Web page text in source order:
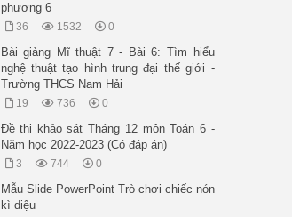
phương 6
36 1532 0
Bài giảng Mĩ thuật 7 - Bài 6: Tìm hiểu
nghệ thuật tạo hình trung đại thế giới -
Trường THCS Nam Hải
19 736 0
Đề thi khảo sát Tháng 12 môn Toán 6 -
Năm học 2022-2023 (Có đáp án)
3 744 0
Mẫu Slide PowerPoint Trò chơi chiếc nón
kì diệu